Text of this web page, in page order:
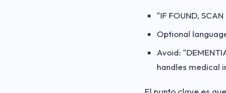
"IF FOUND,
Optional
Avoid:
handles medical